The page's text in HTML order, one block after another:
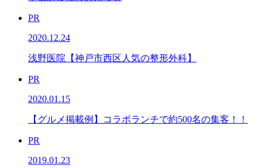
PR
2020.12.24
浅野医院【神戸市西区人気の整形外科】
PR
2020.01.15
【グルメ掲載例】コラボランチで約500名の集客！！
PR
2019.01.23